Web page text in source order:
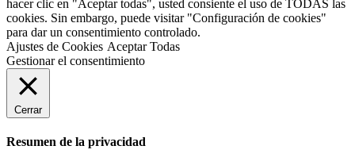
hacer clic en "Aceptar todas", usted consiente el uso de TODAS las
cookies. Sin embargo, puede visitar "Configuración de cookies"
para dar un consentimiento controlado.
Ajustes de Cookies Aceptar Todas
Gestionar el consentimiento
Cerrar
Resumen de la privacidad